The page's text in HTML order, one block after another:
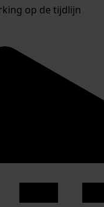
op de tijdlijn